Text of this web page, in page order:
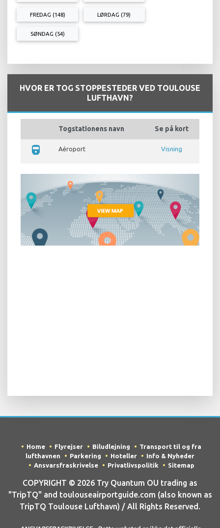
FREDAG (148) LØRDAG (79)
SØNDAG (54)
HVOR ER TOG STOPPESTEDER VED TOULOUSE
LUFTHAVN?
Togstationens navn Se på kort
directions_train Aéroport Visning
Home Flyrejser Biludlejning
Transport til og fra
lufthavnen
Parkering Hoteller
Info & Nyheder
Ansvarsfraskrivelse
Privatlivspolitik Sitemap
COPYRIGHT © 2026 Try Quantum OU trading as
"TripTQ" and toulouseairportguide.com (also known as
TripTQ Toulouse Lufthavn) / All Rights Reserved.